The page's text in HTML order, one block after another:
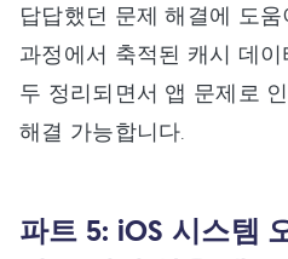
답답했던 문제 해결에 도
과정에서 축적된 캐시 데
두 정리되면서 앱 문제로
해결 가능합니다.
파트 5: iOS 시스템